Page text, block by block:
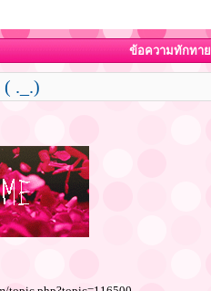
ข้อความทักทาย
( ._.)